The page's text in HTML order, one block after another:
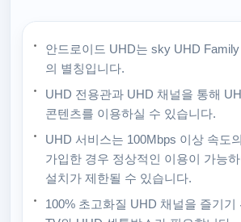
안드로이드 UHD는 sky UHD
의 별칭입니다.
UHD 전용관과 UHD 채널을 통해
콘텐츠를 이용하실 수 있습니다.
UHD 서비스는 100Mbps 이상 속도
가입한 경우 정상적인 이용이 가능
설치가 제한될 수 있습니다.
100% 초고화질 UHD 채널을 즐기기